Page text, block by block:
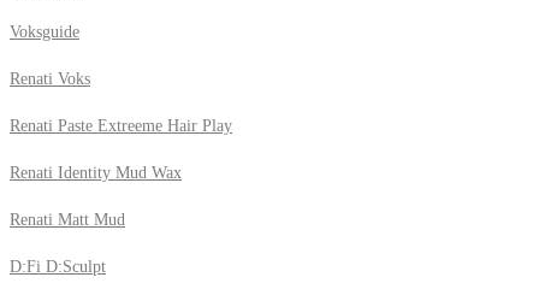
Voksguide
Renati Voks
Renati Paste Extreeme Hair Play
Renati Identity Mud Wax
Renati Matt Mud
D:Fi D:Sculpt